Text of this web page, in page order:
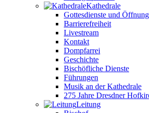
Kathedrale
Gottesdienste und
Barrierefreiheit
Livestream
Kontakt
Dompfarrei
Geschichte
Bischöfliche Dienste
Führungen
Musik an der Kathedrale
275 Jahre Dresdner
Leitung